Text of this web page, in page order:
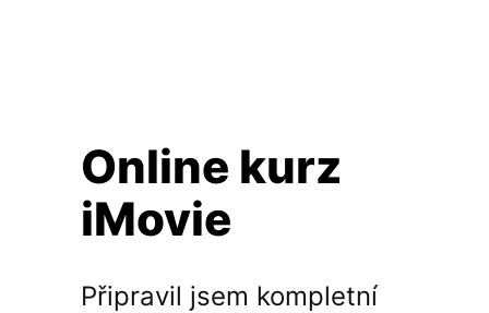
Online kurz
iMovie
Připravil jsem kompletní